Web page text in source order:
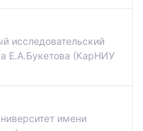
исследовательский
Е.А.Букетова (КарНИУ
имени